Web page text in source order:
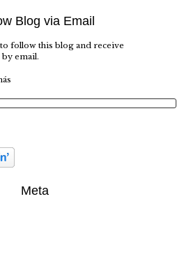
Blog via Email
follow this blog and receive
email.
Meta